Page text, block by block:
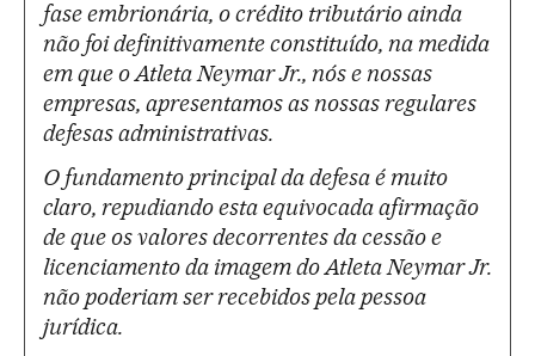
fase embrionária, o crédito tributário ainda
não foi definitivamente constituído, na medida
em que o Atleta Neymar Jr., nós e nossas
empresas, apresentamos as nossas regulares
defesas administrativas.
O fundamento principal da defesa é muito
claro, repudiando esta equivocada afirmação
de que os valores decorrentes da cessão e
licenciamento da imagem do Atleta Neymar Jr.
não poderiam ser recebidos pela pessoa
jurídica.